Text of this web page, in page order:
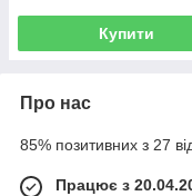
Купити
Про нас
85% позитивних з 27
Працює з